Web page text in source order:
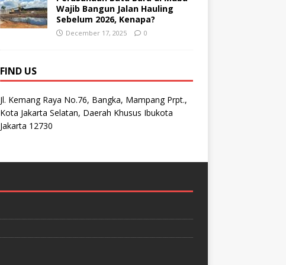
Wajib Bangun Jalan Hauling
Sebelum 2026, Kenapa?
December 17, 2025 0
FIND US
Jl. Kemang Raya No.76, Bangka, Mampang Prpt.,
Kota Jakarta Selatan, Daerah Khusus Ibukota
Jakarta 12730